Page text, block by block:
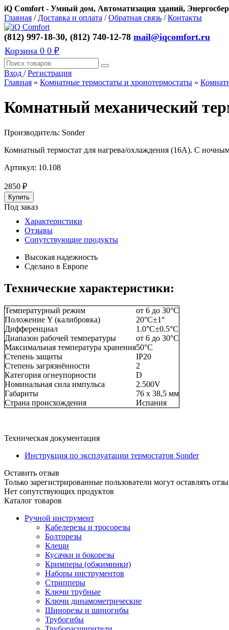
iQ Comfort - Умный дом, Автоматизация зданий,
Главная / Доставка и оплата /Обратная связь /Контакты
(812) 997-18-30, (812) 740-12-78 mail@iqcomfort.ru
Корзина 0 0 ₽
Вход /Регистрация
Главная » Комнатные термостаты и хронотермостаты »
Комнатный механический
Производитель: Sonder
Комнатный термостат для нагрева/охлаждения (16А). С
Артикул: 10.108
2850 ₽
Под заказ
Характеристики
Отзывы
Сопутствующие продукты
Высокая надежность
Сделано в Европе
Технические характеристики:
Температурный режим
от 6 до 30°C
Положение Y (калибровка)
20°C±1°
Дифференциал
1.0°C±0.5°C
Диапазон рабочей температуры
от 6 до 30°C
Максимальная температура хранения50°C
Степень защиты
IP20
Степень загрязнённости
2
Категория огнеупорности
D
Номинальная сила импульса
2.500V
Габариты
76 х 38,5 мм
Страна происхождения
Испания
Техническая документация
Инструкция по эксплуатации термостатов Sonder
Оставить отзыв
Только зарегистрированные пользователи могут оставлять
Нет сопутствующих продуктов
Каталог товаров
Ручной инструмент
Кабелерезы и тросорезы
Болторезы
Клещи
Кусачки и бокорезы
Кримперы (обжимники)
Наборы инструментов
Стрипперы
Ключи трубные
Ключи динамометрические
Шинорезы и шиногибы
Трубогибы